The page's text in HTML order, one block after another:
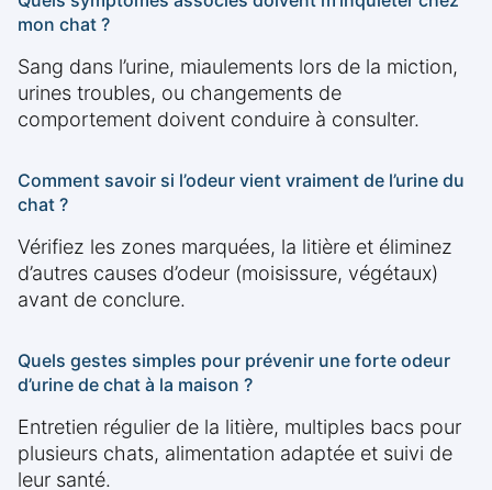
mon chat ?
Sang dans l’urine, miaulements lors de la miction,
urines troubles, ou changements de
comportement doivent conduire à consulter.
Comment savoir si l’odeur vient vraiment de l’urine du
chat ?
Vérifiez les zones marquées, la litière et éliminez
d’autres causes d’odeur (moisissure, végétaux)
avant de conclure.
Quels gestes simples pour prévenir une forte odeur
d’urine de chat à la maison ?
Entretien régulier de la litière, multiples bacs pour
plusieurs chats, alimentation adaptée et suivi de
leur santé.